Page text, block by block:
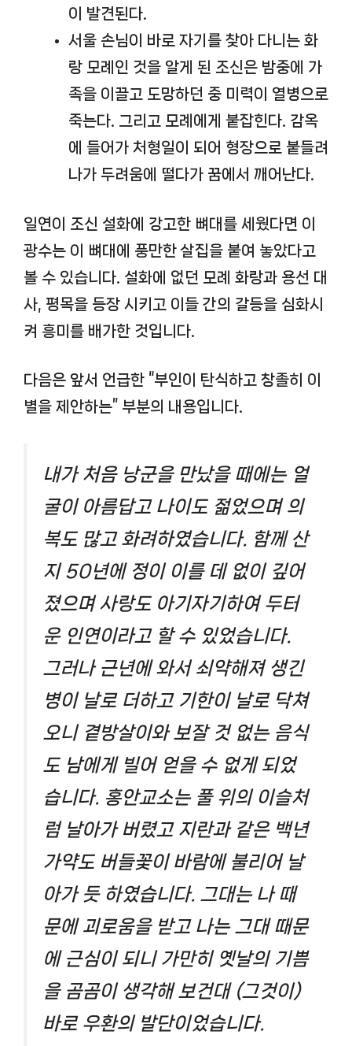
이 발견된다.
서울 손님이 바로 자기를 찾아 다니는 화
랑 모례인 것을 알게 된 조신은 밤중에 가
족을 이끌고 도망하던 중 미력이 열병으로
죽는다. 그리고 모례에게 붙잡힌다. 감옥
에 들어가 처형일이 되어 형장으로 붙들려
나가 두려움에 떨다가 꿈에서 깨어난다.
일연이 조신 설화에 강고한 뼈대를 세웠다면 이
광수는 이 뼈대에 풍만한 살집을 붙여 놓았다고
볼 수 있습니다. 설화에 없던 모례 화랑과 용선 대
사, 평목을 등장 시키고 이들 간의 갈등을 심화시
켜 흥미를 배가한 것입니다.
다음은 앞서 언급한 “부인이 탄식하고 창졸히 이
별을 제안하는” 부분의 내용입니다.
내가 처음 낭군을 만났을 때에는 얼
굴이 아름답고 나이도 젊었으며 의
복도 많고 화려하였습니다. 함께 산
지 50년에 정이 이를 데 없이 깊어
졌으며 사랑도 아기자기하여 두터
운 인연이라고 할 수 있었습니다.
그러나 근년에 와서 쇠약해져 생긴
병이 날로 더하고 기한이 날로 닥쳐
오니 곁방살이와 보잘 것 없는 음식
도 남에게 빌어 얻을 수 없게 되었
습니다. 홍안교소는 풀 위의 이슬처
럼 날아가 버렸고 지란과 같은 백년
가약도 버들꽃이 바람에 불리어 날
아가 듯 하였습니다. 그대는 나 때
문에 괴로움을 받고 나는 그대 때문
에 근심이 되니 가만히 옛날의 기쁨
을 곰곰이 생각해 보건대 (그것이)
바로 우환의 발단이었습니다.